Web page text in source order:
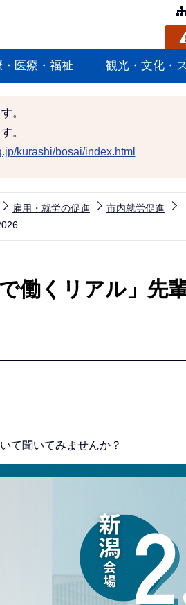
・医療・福祉 観光・文化・
。
。
kurashi/bosai/index.html
雇用・就労の促進
市内就労促進
働くリアル」先
て聞いてみませんか？